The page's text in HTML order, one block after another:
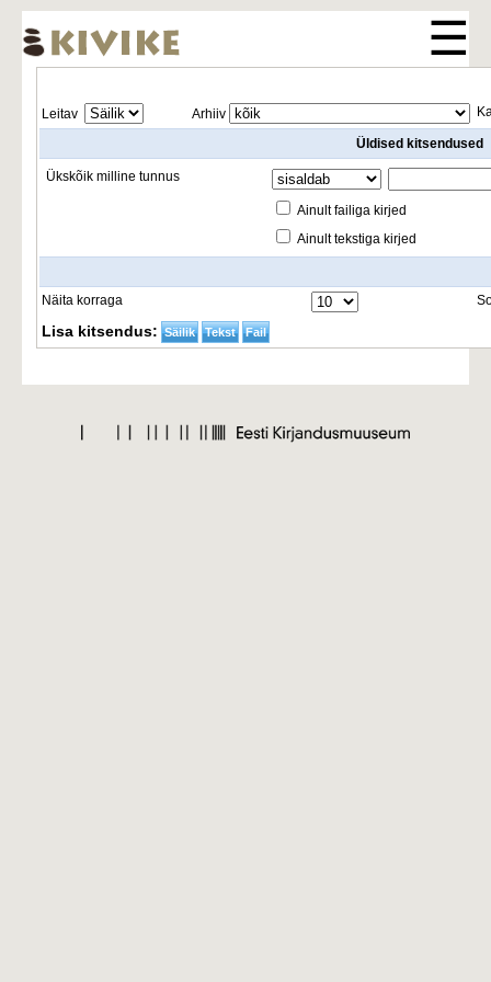
☰
Arhiiv
Leitav
Üldised kitsendused
Ükskõik milline tunnus
Ainult failiga kirjed
Ainult tekstiga kirjed
Näita korraga
Lisa kitsendus: Säilik Tekst Fail